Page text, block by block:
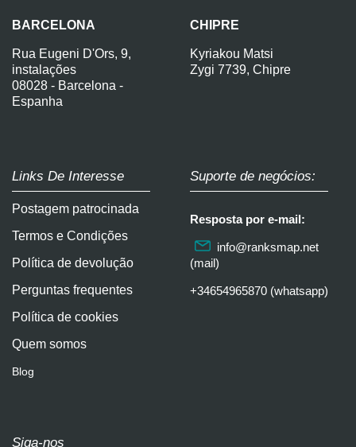
BARCELONA
Rua Eugeni D'Ors, 9,
instalações
08028 - Barcelona -
Espanha
CHIPRE
Kyriakou Matsi
Zygi 7739, Chipre
Links De Interesse
Postagem patrocinada
Termos e Condições
Política de devolução
Perguntas frequentes
Política de cookies
Quem somos
Blog
Suporte de negócios:
Resposta por e-mail:
info@ranksmap.net
(mail)
+34654965870 (whatsapp)
Siga-nos